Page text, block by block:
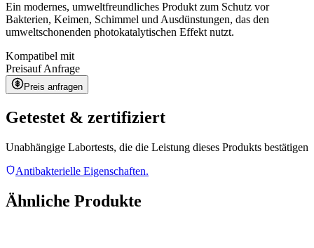
Ein modernes, umweltfreundliches Produkt zum Schutz vor
Bakterien, Keimen, Schimmel und Ausdünstungen, das den
umweltschonenden photokatalytischen Effekt nutzt.
Kompatibel mit
Preisauf Anfrage
Preis anfragen
Getestet & zertifiziert
Unabhängige Labortests, die die Leistung dieses Produkts bestätigen
Antibakterielle Eigenschaften.
Ähnliche Produkte